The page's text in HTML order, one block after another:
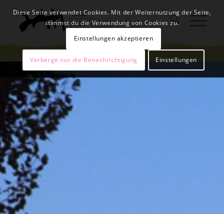
Diese Seite verwendet Cookies. Mit der Weiternutzung der Seite,
stimmst du die Verwendung von Cookies zu.
Einstellungen akzeptieren
Verberge nur die Benachrichtigung Einstellungen